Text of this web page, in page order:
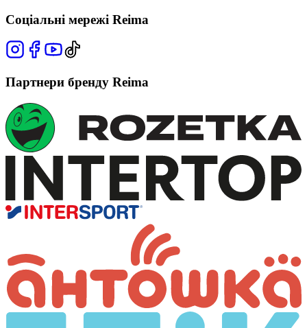
Соціальні мережі Reima
Партнери бренду Reima